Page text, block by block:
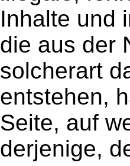
Inhalte und
die aus der
solcherart
entstehen,
Seite, auf
derjenige,